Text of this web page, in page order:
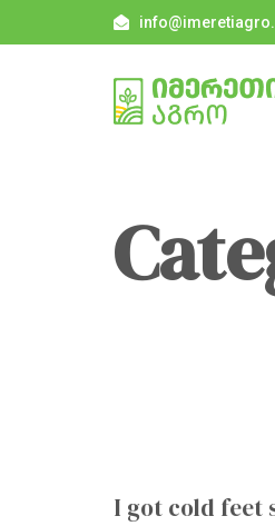
I got cold feet